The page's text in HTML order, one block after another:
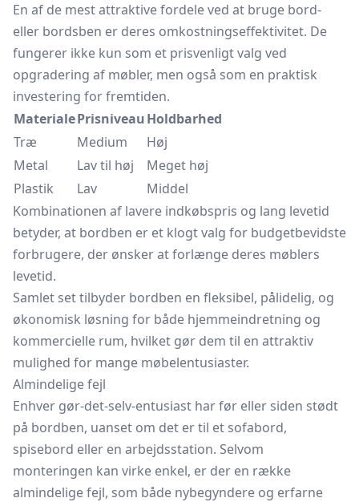
En af de mest attraktive fordele ved at bruge bord-
eller bordsben er deres omkostningseffektivitet. De
fungerer ikke kun som et prisvenligt valg ved
opgradering af møbler, men også som en praktisk
investering for fremtiden.
MaterialePrisniveauHoldbarhed
Træ
Medium
Høj
Metal
Lav til høj
Meget høj
Plastik
Lav
Middel
Kombinationen af lavere indkøbspris og lang levetid
betyder, at bordben er et klogt valg for budgetbevidste
forbrugere, der ønsker at forlænge deres møblers
levetid.
Samlet set tilbyder bordben en fleksibel, pålidelig, og
økonomisk løsning for både hjemmeindretning og
kommercielle rum, hvilket gør dem til en attraktiv
mulighed for mange møbelentusiaster.
Almindelige fejl
Enhver gør-det-selv-entusiast har før eller siden stødt
på bordben, uanset om det er til et sofabord,
spisebord eller en arbejdsstation. Selvom
monteringen kan virke enkel, er der en række
almindelige fejl, som både nybegyndere og erfarne